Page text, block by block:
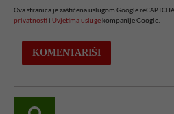
Ova stranica je zaštićena uslugom Google
privatnosti i Uvjetima usluge kompanije Google.